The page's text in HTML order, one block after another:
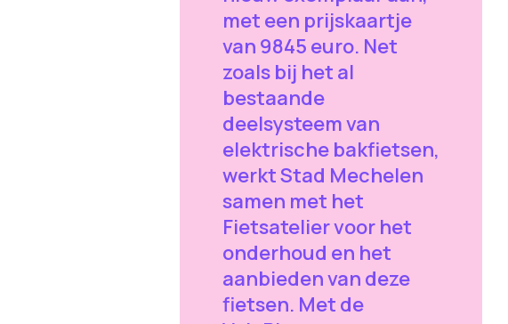
met een prijskaartje
van 9845 euro. Net
zoals bij het al
bestaande
deelsysteem van
elektrische bakfietsen,
werkt Stad Mechelen
samen met het
Fietsatelier voor het
onderhoud en het
aanbieden van deze
fietsen. Met de